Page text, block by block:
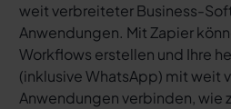
weit verbreiteter Business-
Anwendungen. Mit Zapier
Workflows erstellen und Ihre
(inklusive WhatsApp) mit weit
Anwendungen verbinden, wie